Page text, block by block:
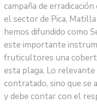
campaña de
el sector de Pica,
hemos difundido como
este importante
fruticultores una
esta plaga. Lo
contratado, sino que se
y debe contar con el